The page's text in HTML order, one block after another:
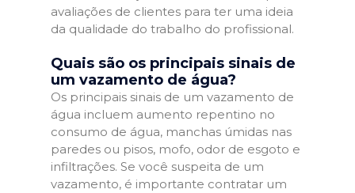
avaliações de clientes para ter uma ideia
da qualidade do trabalho do profissional.
Quais são os principais sinais de
um vazamento de água?
Os principais sinais de um vazamento de
água incluem aumento repentino no
consumo de água, manchas úmidas nas
paredes ou pisos, mofo, odor de esgoto e
infiltrações. Se você suspeita de um
vazamento, é importante contratar um